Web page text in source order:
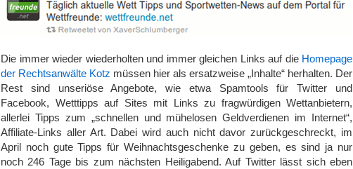
Die immer wieder wiederholten und immer gleichen Links auf die Homepage
der Rechtsanwälte Kotz müssen hier als ersatzweise „Inhalte“ herhalten. Der
Rest sind unseriöse Angebote, wie etwa Spamtools für Twitter und
Facebook, Wetttipps auf Sites mit Links zu fragwürdigen Wettanbietern,
allerlei Tipps zum „schnellen und mühelosen Geldverdienen im Internet“,
Affiliate-Links aller Art. Dabei wird auch nicht davor zurückgeschreckt, im
April noch gute Tipps für Weihnachtsgeschenke zu geben, es sind ja nur
noch 246 Tage bis zum nächsten Heiligabend. Auf Twitter lässt sich eben